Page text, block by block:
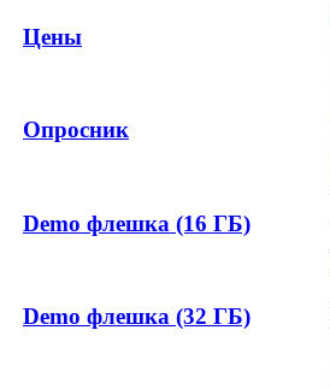
Цены
Опросник
Demo флешка (16 ГБ)
Demo флешка (32 ГБ)